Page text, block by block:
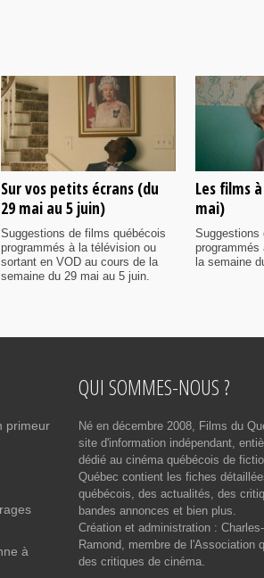
Sur vos petits écrans (du
29 mai au 5 juin)
Suggestions de films québécois
programmés à la télévision ou
sortant en VOD au cours de la
semaine du 29 mai au 5 juin.
Les films
mai)
Suggestions
programmés
la semaine
primeur
à
QUI SOMMES-NOUS ?
Né en décembre 2008, Films du
site d'information indépendant,
dédié au cinéma québécois de
Québec contient les fiches
québécois, des actualités, des
bandes annonces et bien plus.
Création et administration :
Ramond, membre de l'Association
des critiques de cinéma.